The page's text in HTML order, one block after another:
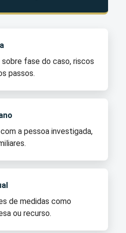
fase do caso, riscos
passos.
a pessoa investigada,
de medidas como
ou recurso.